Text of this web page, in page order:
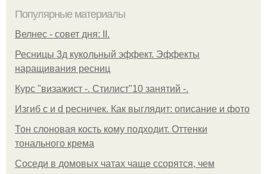
Популярные материалы
Велнес - совет дня: II.
Ресницы 3д кукольный эффект. Эффекты
наращивания ресниц
Курс "визажист -. Стилист"10 занятий -.
Изгиб c и d ресничек. Как выглядит: описание и фото
Тон слоновая кость кому подходит. Оттенки
тонального крема
Соседи в домовых чатах чаще ссорятся, чем